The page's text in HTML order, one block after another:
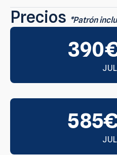
Precios *Patrón